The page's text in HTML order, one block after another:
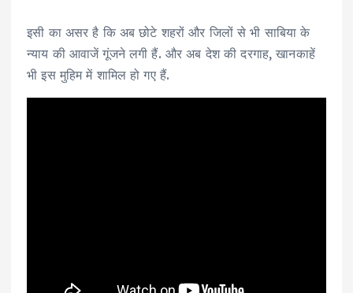
इसी का असर है कि अब छोटे शहरों और जिलों से भी साबिया के
न्याय की आवाजें गूंजने लगी हैं. और अब देश की दरगाह, खानकाहें
भी इस मुहिम में शामिल हो गए हैं.